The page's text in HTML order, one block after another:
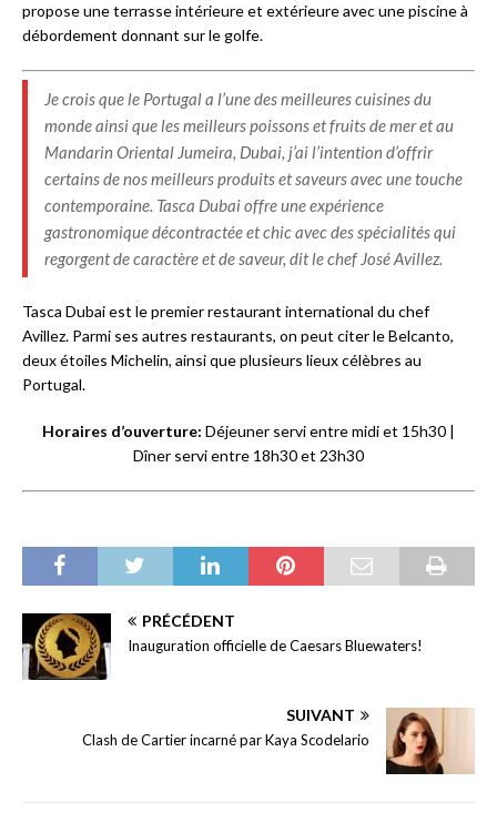
propose une terrasse intérieure et extérieure avec une piscine à
débordement donnant sur le golfe.
Je crois que le Portugal a l’une des meilleures cuisines du
monde ainsi que les meilleurs poissons et fruits de mer et au
Mandarin Oriental Jumeira, Dubai, j’ai l’intention d’offrir
certains de nos meilleurs produits et saveurs avec une touche
contemporaine. Tasca Dubai offre une expérience
gastronomique décontractée et chic avec des spécialités qui
regorgent de caractère et de saveur, dit le chef José Avillez.
Tasca Dubai est le premier restaurant international du chef
Avillez. Parmi ses autres restaurants, on peut citer le Belcanto,
deux étoiles Michelin, ainsi que plusieurs lieux célèbres au
Portugal.
Horaires d’ouverture: Déjeuner servi entre midi et 15h30 |
Dîner servi entre 18h30 et 23h30
PRÉCÉDENT
Inauguration officielle de Caesars Bluewaters!
SUIVANT
Clash de Cartier incarné par Kaya Scodelario